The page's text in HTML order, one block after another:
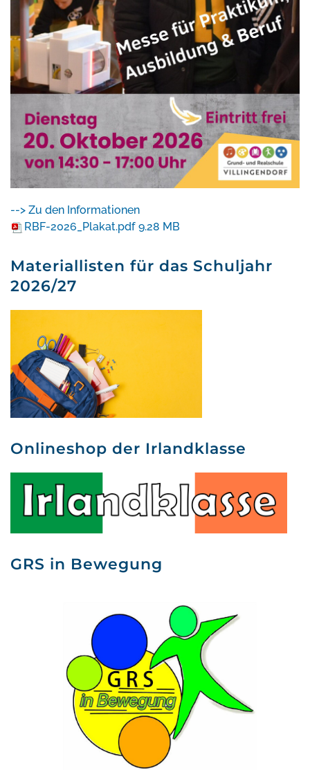
--> Zu den Informationen
RBF-2026_Plakat.pdf 9.28 MB
Materiallisten für das Schuljahr
2026/27
Onlineshop der Irlandklasse
GRS in Bewegung